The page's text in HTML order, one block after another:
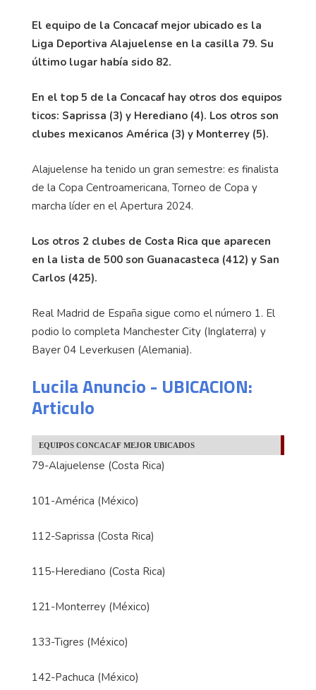
El equipo de la Concacaf mejor ubicado es la
Liga Deportiva Alajuelense en la casilla 79. Su
último lugar había sido 82.
En el top 5 de la Concacaf hay otros dos equipos
ticos: Saprissa (3) y Herediano (4). Los otros son
clubes mexicanos América (3) y Monterrey (5).
Alajuelense ha tenido un gran semestre: es finalista
de la Copa Centroamericana, Torneo de Copa y
marcha líder en el Apertura 2024.
Los otros 2 clubes de Costa Rica que aparecen
en la lista de 500 son Guanacasteca (412) y San
Carlos (425).
Real Madrid de España sigue como el número 1. El
podio lo completa Manchester City (Inglaterra) y
Bayer 04 Leverkusen (Alemania).
Lucila Anuncio - UBICACION:
Articulo
EQUIPOS CONCACAF MEJOR UBICADOS
79-Alajuelense (Costa Rica)
101-América (México)
112-Saprissa (Costa Rica)
115-Herediano (Costa Rica)
121-Monterrey (México)
133-Tigres (México)
142-Pachuca (México)